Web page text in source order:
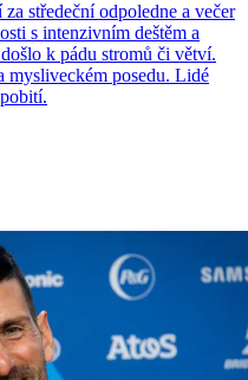
středeční odpoledne a večer
s intenzivním deštěm a
k pádu stromů či větví.
mysliveckém posedu. Lidé